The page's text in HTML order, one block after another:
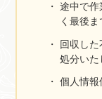
途中で作
く最後ま
回収し
処分いた
個人情報